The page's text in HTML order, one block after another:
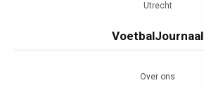
Utrecht
VoetbalJournaal
Over ons